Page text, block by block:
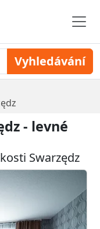
Vyhledávání
- levné
Swarzędz